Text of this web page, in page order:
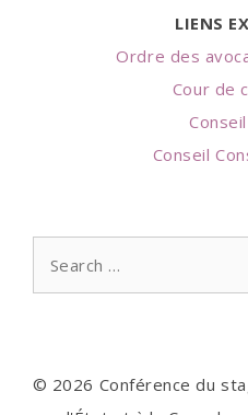
LIENS
Ordre des
Cour de
Conseil
© 2026 Conférence du